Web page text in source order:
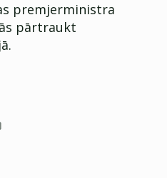
premjerministra
pārtraukt